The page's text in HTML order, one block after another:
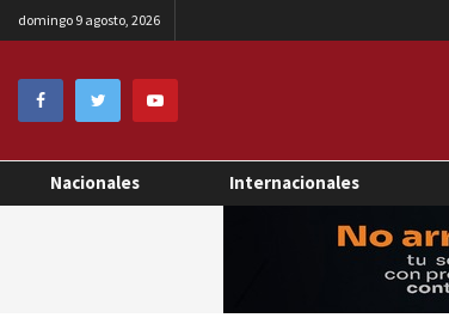
domingo 9 agosto, 2026
Nacionales Internacionales